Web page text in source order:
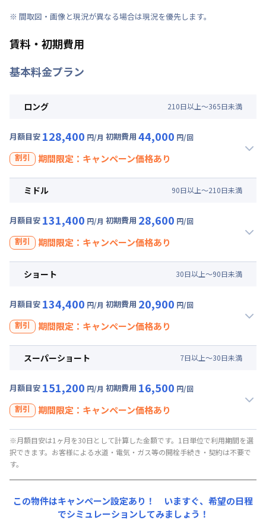
※ 間取図・画像と現況が異なる場合は現況を優先します。
賃料・初期費用
基本料金プラン
ロング 210日以上～365日未満
月額目安 128,400 円/月 初期費用 44,000 円/回
割引 期間限定：キャンペーン価格あり
皆様に愛されて累計4000契約突破キャンペーン☆管理費 無料
入居開始日2026年7月14日〜 2026年8月31日
、その他費用割引あり
キャンペーン価格: 月額目安122,400円/月初期費用44,000
円/回 にてご利用いただけます！
▼ロング利用時の料金詳細
賃料 : 96,000円/月 (3,200円/日)
光熱費他 : 24,000円/月 (800円/日) (税抜)
清掃料他 :
37,000円/回 (税抜)
管理費: 6,000円/月 (200円/日)
初期費用
ミドル 90日以上～210日未満
月額目安 131,400 円/月 初期費用 28,600 円/回
割引 期間限定：キャンペーン価格あり
皆様に愛されて累計4000契約突破キャンペーン☆管理費 無料
入居開始日2026年7月14日〜 2026年8月31日
、その他費用割引あり
キャンペーン価格: 月額目安125,400円/月初期費用28,600
円/回 にてご利用いただけます！
▼ミドル 利用時の料金詳細
賃料 : 99,000円/月 (3,300円/日)
光熱費他 : 24,000円/月 (800円/日) (税抜)
清掃料他 : 23,000円/回 (税抜)
その他費用 :
管理費: 6,000円/月 (200円/日)
事務手数料 : 3,000円/回 (税抜)
ショート 30日以上～90日未満
月額目安 134,400 円/月 初期費用 20,900 円/回
割引 期間限定：キャンペーン価格あり
皆様に愛されて累計4000契約突破キャンペーン☆管理費 無料
入居開始日2026年7月14日〜 2026年8月31日
、その他費用割引あり
キャンペーン価格: 月額目安128,400円/月初期費用20,900
円/回 にてご利用いただけます！
▼
月額賃料目安(30日利用)
賃料 : 102,000円/月 (3,400円/日)
24,000円/月 (800円/日) (税抜)
スーパーショート 7日以上～30日未満
月額目安 151,200 円/月 初期費用 16,500 円/回
割引 期間限定：キャンペーン価格あり
割引
皆様に愛されて累計4000契約突破キャンペーン☆管理費 無料
入居開始日2026年7月14日〜2026年8月31日に限り
キャンペーン価格: 月額目安 145,200 円/月 初期費用
※月額目安は1ヶ月を30日として計算した金額です。1日単位で利用期間を選
択できます。お客様による水道・電気・ガス等の開栓手続き・契約は不要で
す。
この物件はキャンペーン設定あり！ いますぐ、 希望の日程
でシミュレーションしてみましょう！